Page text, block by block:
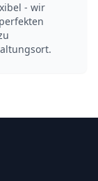
- wir